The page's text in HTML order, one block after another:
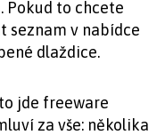
Pokud to chcete
seznam v nabídce
dlaždice.
jde freeware
za vše: několika